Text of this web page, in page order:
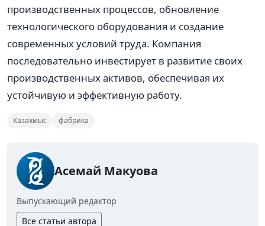
производственных процессов, обновление
технологического оборудования и создание
современных условий труда. Компания
последовательно инвестирует в развитие своих
производственных активов, обеспечивая их
устойчивую и эффективную работу.​​​​​​​
Казахмыс фабрика
Асемай Макуова
Выпускающий редактор
Все статьи автора